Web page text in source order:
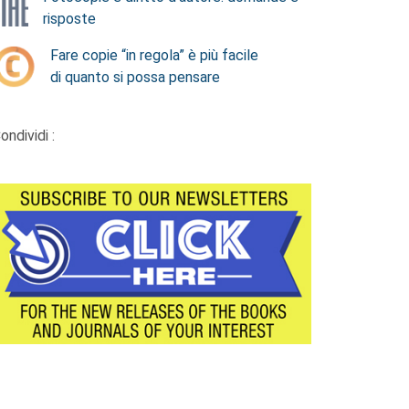
risposte
Fare copie “in regola” è più facile
di quanto si possa pensare
: